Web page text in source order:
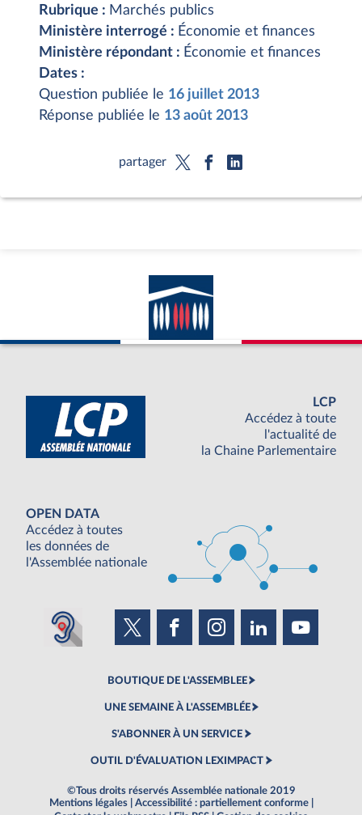
Rubrique : Marchés publics
Ministère interrogé : Économie et finances
Ministère répondant : Économie et finances
Dates :
Question publiée le 16 juillet 2013
Réponse publiée le 13 août 2013
partager
LCP
Accédez à toute
l'actualité de
la Chaine Parlementaire
OPEN DATA
Accédez à toutes
les données de
l'Assemblée nationale
BOUTIQUE DE L'ASSEMBLEE
UNE SEMAINE À L'ASSEMBLÉE
S'ABONNER À UN SERVICE
OUTIL D'ÉVALUATION LEXIMPACT
©Tous droits réservés Assemblée nationale 2019
Mentions légales
Accessibilité : partiellement conforme